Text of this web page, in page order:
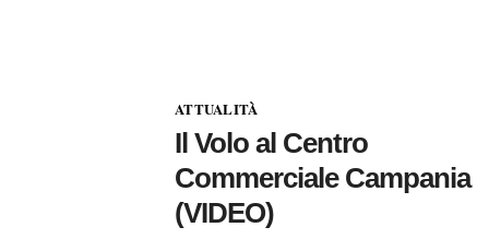
ATTUALITÀ
Il Volo al Centro
Commerciale Campania
(VIDEO)